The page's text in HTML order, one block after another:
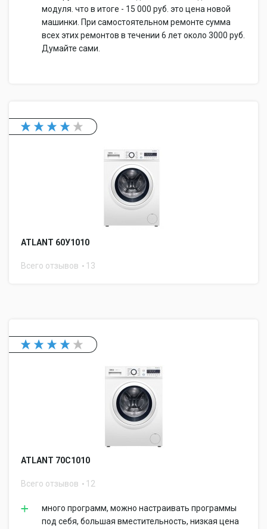
модуля. что в итоге - 15 000 руб. это цена новой
машинки. При самостоятельном ремонте сумма
всех этих ремонтов в течении 6 лет около 3000 руб.
Думайте сами.
ATLANT 60У1010
Всего отзывов 13
ATLANT 70С1010
Всего отзывов 12
много программ, можно настраивать программы
под себя, большая вместительность, низкая цена